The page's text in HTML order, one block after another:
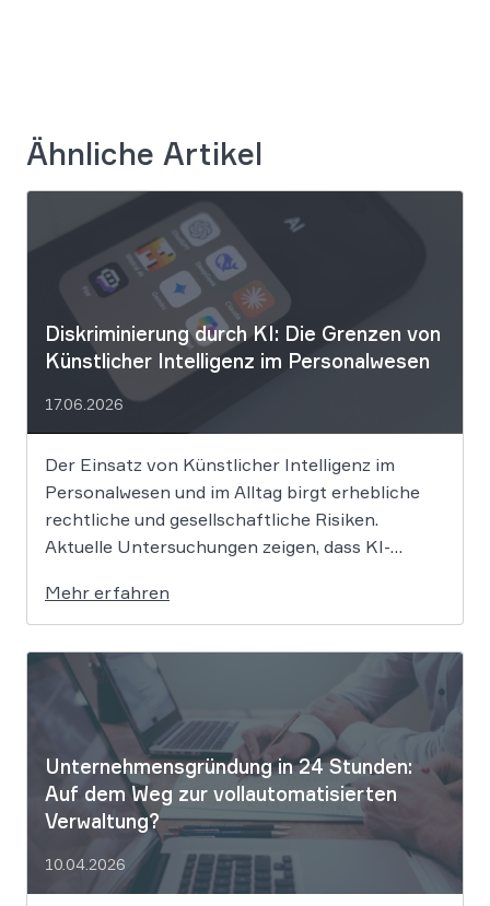
Ähnliche Artikel
Diskriminierung durch KI: Die Grenzen von
Künstlicher Intelligenz im Personalwesen
17.06.2026
Der Einsatz von Künstlicher Intelligenz im
Personalwesen und im Alltag birgt erhebliche
rechtliche und gesellschaftliche Risiken.
Aktuelle Untersuchungen zeigen, dass KI-
Bewerbungsprozessen systematisch rassistisch
aussortieren und Frauen zu geringeren
Gehaltsforderungen raten. Diese digitalen
Vorurteile stellen Unternehmen vor massive
Haftungsrisiken nach dem Allgemeinen
Gleichbehandlungsgesetz. Die fortschreitende
Digitalisierung […]
Mehr erfahren
Unternehmensgründung in 24 Stunden:
Auf dem Weg zur vollautomatisierten
Verwaltung?
10.04.2026